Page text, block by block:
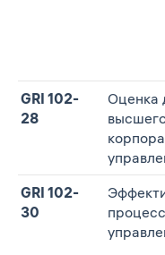
GRI 102-
28
Оценка
GRI 102-
30